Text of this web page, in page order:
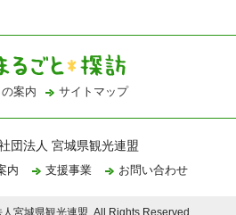
の案内 サイトマップ
団法人 宮城県観光連盟
内 支援事業 お問い合わせ
宮城県観光連盟, All Rights Reserved.